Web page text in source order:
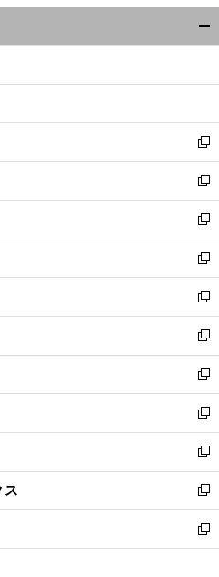
ウ
ィ
ン
ウ
開
く
新
し
い
ウ
ィ
ン
ド
ウ
で
開
く
新
し
い
ウ
ィ
ン
ド
ウ
で
開
く
新
し
い
ウ
ィ
ン
ド
ウ
で
開
く
新
し
い
ウ
ィ
ン
ド
ウ
で
開
く
新
し
い
ウ
ィ
ン
ド
ウ
で
開
く
新
し
い
ウ
ィ
ン
ド
ウ
で
開
く
新
し
い
ウ
ィ
ン
ド
ウ
で
開
新
し
い
ウ
ィ
ン
ド
ウ
新
し
い
ウ
ィ
ン
ス
新
し
い
ウ
新
し